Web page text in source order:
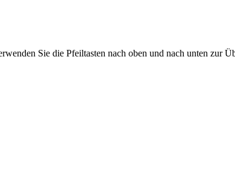
Sie die Pfeiltasten nach oben und nach unten zur